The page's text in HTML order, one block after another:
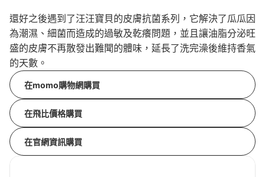
還好之後遇到了汪汪寶貝的皮膚抗菌系列，它解決了瓜瓜因
為潮濕、細菌而造成的過敏及乾癢問題，並且讓油脂分泌旺
盛的皮膚不再散發出難聞的體味，延長了洗完澡後維持香氣
的天數。
在momo購物網購買
在飛比價格購買
在官網資訊購買